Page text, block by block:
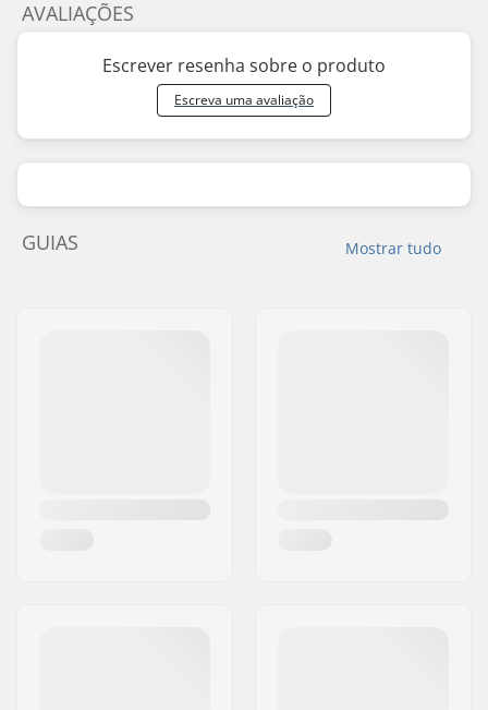
AVALIAÇÕES
Escrever resenha sobre o produto
Escreva uma avaliação
Mostrar tudo
GUIAS